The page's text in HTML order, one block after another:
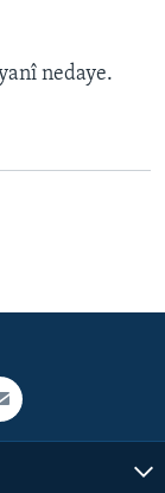
nedaye.